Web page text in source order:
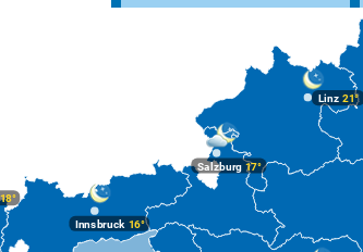
Innsbruck16°
Linz 21°
Salzburg17°